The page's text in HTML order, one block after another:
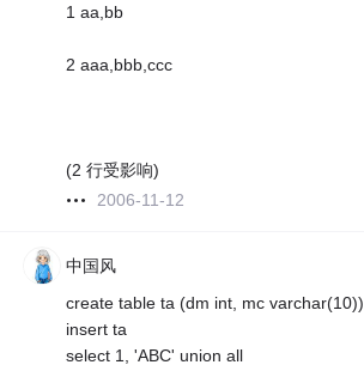
1 aa,bb
2 aaa,bbb,ccc
(2 行受影响)
2006-11-12
中国风
create table ta (dm int, mc varchar(10))
insert ta
select 1, 'ABC' union all